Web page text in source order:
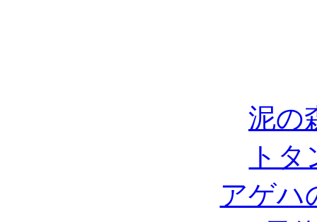
泥の
ト
アゲハ